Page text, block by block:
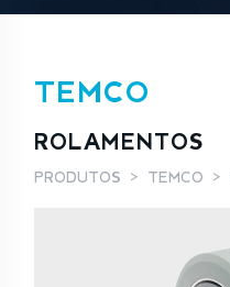
TEMCO
ROLAMENTOS
PRODUTOS TEMCO